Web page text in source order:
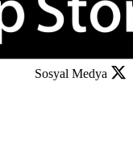
Sosyal Medya